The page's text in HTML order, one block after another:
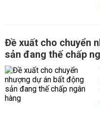
Đề xuất cho chuyển
sản đang thế chấp